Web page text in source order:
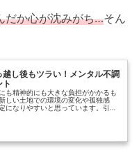
だか心が沈みがち…そん
し後もツラい！メンタル不調
ト
も精神的にも大きな負担がかかるも
しい土地での環境の変化や孤独感
になりやすいと思っています。引っ